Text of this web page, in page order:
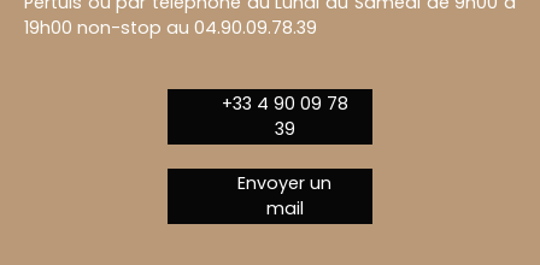
19h00 non-stop au 04.90.09.78.39
+33 4 90 09 78
39
Envoyer un
mail